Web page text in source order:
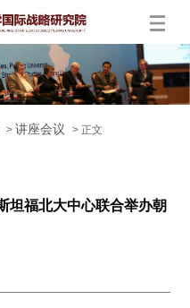
>讲座会议 > 正文
坦福北大中心联合举办朝